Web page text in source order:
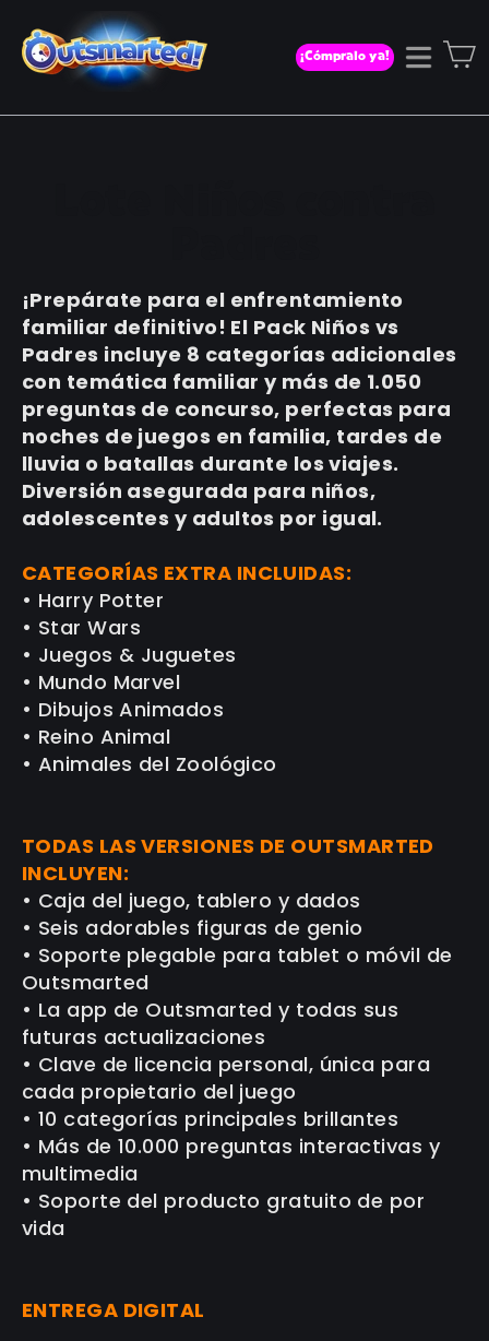
directamente
contenido
¡Cómpralo ya!
¡Prepárate para el enfrentamiento
familiar definitivo! El Pack Niños vs
Padres incluye 8 categorías adicionales
con temática familiar y más de 1.050
preguntas de concurso, perfectas para
noches de juegos en familia, tardes de
lluvia o batallas durante los viajes.
Diversión asegurada para niños,
adolescentes y adultos por igual.
CATEGORÍAS EXTRA INCLUIDAS:
• Harry Potter
• Star Wars
• Juegos & Juguetes
• Mundo Marvel
• Dibujos Animados
• Reino Animal
• Animales del Zoológico
TODAS LAS VERSIONES DE OUTSMARTED
INCLUYEN:
• Caja del juego, tablero y dados
• Seis adorables figuras de genio
• Soporte plegable para tablet o móvil de
Outsmarted
• La app de Outsmarted y todas sus
futuras actualizaciones
• Clave de licencia personal, única para
cada propietario del juego
• 10 categorías principales brillantes
• Más de 10.000 preguntas interactivas y
multimedia
• Soporte del producto gratuito de por
vida
ENTREGA DIGITAL